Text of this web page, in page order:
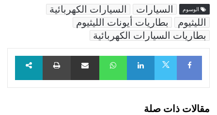
الوسوم السيارات
السيارات الكهربائية
الليثيوم
بطاريات أيونات الليثيوم
بطاريات السيارات الكهربائية
Facebook
LinkedIn
WhatsAppمشاركة عبر البريد طباعة
مقالات ذات صلة